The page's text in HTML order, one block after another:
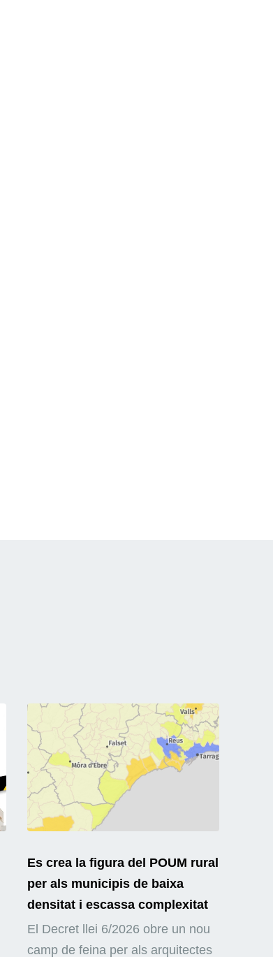
Es crea la figura del POUM rural
per als municipis de baixa
densitat i escassa complexitat
El Decret llei 6/2026 obre un nou
camp de feina per als arquitectes